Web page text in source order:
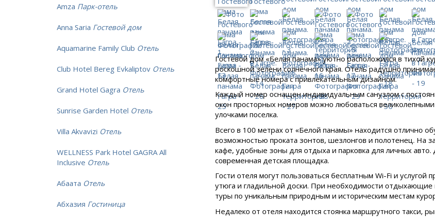
Гостевой дом «Белая панама» уютно расположился в тихой
роскошной зелени солнечного края. Отель радушно
комфортные номера с привлекательным дизайном.
Каждый номер оснащен индивидуальным санузлом с
окон просторных номеров можно любоваться
улочками поселка.
Всего в 100 метрах от «Белой панамы» находится отлично
возможностью проката зонтов, шезлонгов и полотенец. На
кафе, удобные зоны для отдыха и парковка для личных
современная детская площадка.
Гости отеля могут пользоваться бесплатным Wi-Fi и услугой
утюга и гладильной доски. При необходимости отдыхающие
туры по уникальным природным и историческим местам
Недалеко от отеля находится стоянка маршрутного такси,
Amza Парк-отель
Anna Saria Гостевой дом
Aquamarine Family Club Отель
Club Hotel Bereg Evkaliptov Отель
Grand Hotel Gagra Отель
Sunrise Garden Hotel Отель
Villa Akvavizi Отель
WELLNESS Park Hotel GAGRA All
Inclusive Отель
Абаата Отель
Абхазия Гостиница